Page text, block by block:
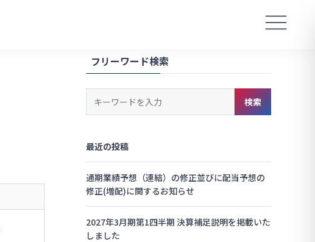
フリーワード検索
ド
検
索
検索
最近の投稿
通期業績予想（連結）の修正並びに配当予想の
修正(増配)に関するお知らせ
2027年3月期第1四半期 決算補足説明を掲載いた
しました